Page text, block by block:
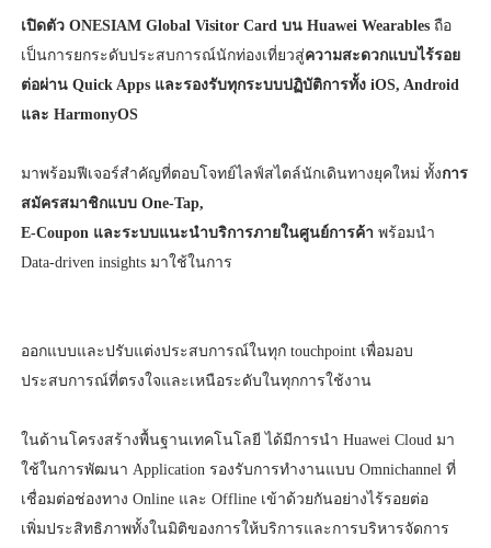
เปิดตัว ONESIAM Global Visitor Card บน Huawei Wearablesถือ
เป็นการยกระดับประสบการณ์นักท่องเที่ยวสู่ความสะดวกแบบไร้รอย
ต่อผ่าน Quick Apps และรองรับทุกระบบปฏิบัติการทั้ง iOS, Android
และ HarmonyOS
มาพร้อมฟีเจอร์สำคัญที่ตอบโจทย์ไลฟ์สไตล์นักเดินทางยุคใหม่ ทั้งการ
สมัครสมาชิกแบบ One-Tap,
E-Coupon และระบบแนะนำบริการภายในศูนย์การค้า พร้อมนำ
Data-driven insights มาใช้ในการ
ออกแบบและปรับแต่งประสบการณ์ในทุก touchpoint เพื่อมอบ
ประสบการณ์ที่ตรงใจและเหนือระดับในทุกการใช้งาน
ในด้านโครงสร้างพื้นฐานเทคโนโลยี ได้มีการนำ Huawei Cloud มา
ใช้ในการพัฒนา Application รองรับการทำงานแบบ Omnichannel ที่
เชื่อมต่อช่องทาง Online และ Offline เข้าด้วยกันอย่างไร้รอยต่อ
เพิ่มประสิทธิภาพทั้งในมิติของการให้บริการและการบริหารจัดการ